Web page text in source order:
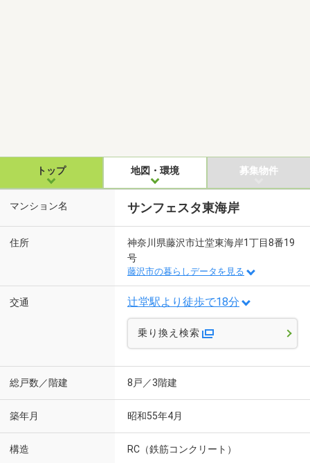
トップ 地図・環境 募集物件
マンション名 サンフェスタ東海岸
住所
神奈川県藤沢市辻堂東海岸1丁目8番19
号
藤沢市の暮らしデータを見る
交通 辻堂駅より徒歩で18分
乗り換え検索
総戸数／階建 8戸／3階建
築年月 昭和55年4月
構造 RC（鉄筋コンクリート）